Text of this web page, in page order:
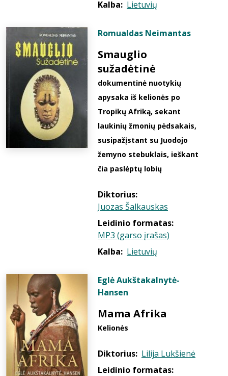
Kalba: Lietuvių
Romualdas Neimantas
Smauglio
sužadėtinė
dokumentinė nuotykių
apysaka iš kelionės po
Tropikų Afriką, sekant
laukinių žmonių pėdsakais,
susipažįstant su Juodojo
žemyno stebuklais, ieškant
čia paslėptų lobių
Diktorius:
Juozas Šalkauskas
Leidinio formatas:
MP3 (garso įrašas)
Kalba: Lietuvių
Eglė Aukštakalnytė-
Hansen
Mama Afrika
Kelionės
Diktorius: Lilija Lukšienė
Leidinio formatas: